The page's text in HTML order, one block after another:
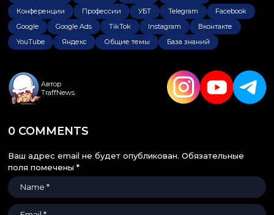
Конференции
Профессии УБТ Telegram
Facebook
Google
Google Ads TikTok Instagram
Вконтакте
YouTube
Яндекс Общие темы База знаний
Автор
TraffNews
0 COMMENTS
Ваш адрес email не будет опубликован. Обязательные
поля помечены *